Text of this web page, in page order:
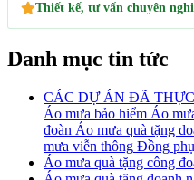
Thiết kế, tư vấn chuyên
Danh mục tin tức
CÁC DỰ ÁN ĐÃ
Áo mưa bảo hiểm Áo
đoàn Áo mưa quà tặng
mưa viễn thông Đồng
Áo mưa quà tặng công